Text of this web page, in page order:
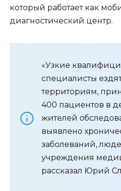
который работает как
диагностический центр.
«Узкие
специалисты
территориям,
400 пациентов в
жителей
выявлено
заболеваний,
учреждения
рассказал Юрий